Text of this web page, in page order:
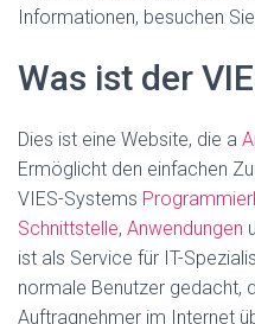
Informationen, besuchen
Was ist der
Dies ist eine Website, die a
Ermöglicht den einfachen
VIES-Systems
Schnittstelle, Anwendungen
ist als Service für IT-
normale Benutzer gedacht,
Auftragnehmer im Internet